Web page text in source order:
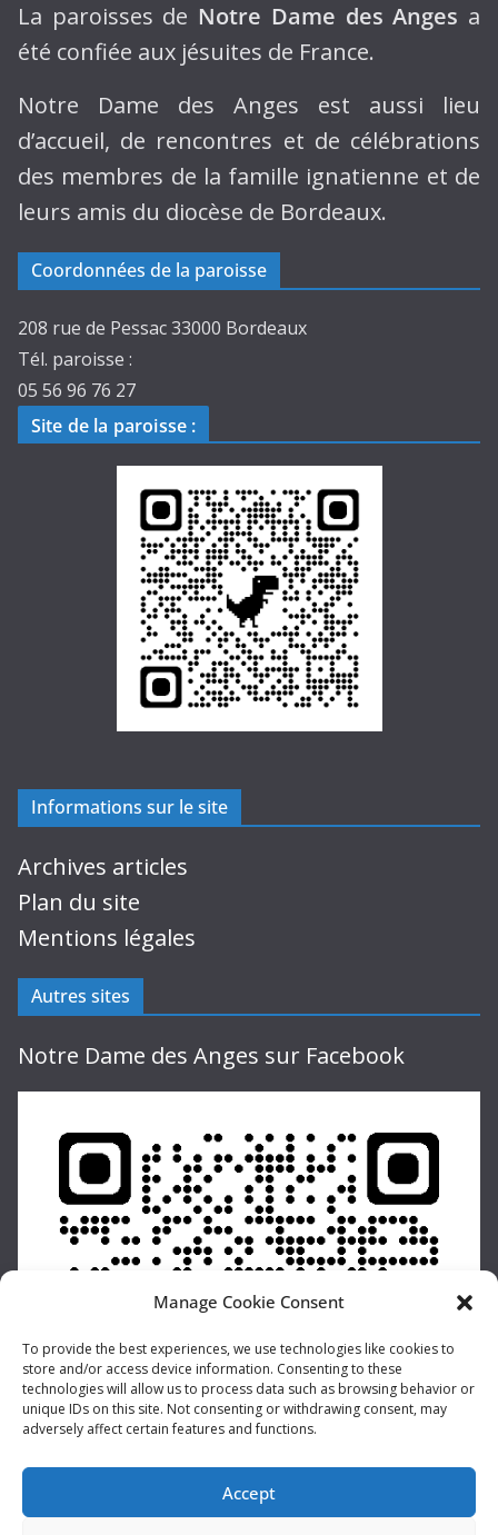
Manage Cookie Consent
To provide the best experiences, we use technologies like cookies to
store and/or access device information. Consenting to these
technologies will allow us to process data such as browsing behavior or
unique IDs on this site. Not consenting or withdrawing consent, may
adversely affect certain features and functions.
Accept
La paroisses de Notre Dame des Anges a
été confiée aux jésuites de France.
Notre Dame des Anges est aussi lieu
d’accueil, de rencontres et de célébrations
des membres de la famille ignatienne et de
leurs amis du diocèse de Bordeaux.
Coordonnées de la paroisse
208 rue de Pessac 33000 Bordeaux
Tél. paroisse :
05 56 96 76 27
Site de la paroisse :
Informations sur le site
Archives articles
Plan du site
Mentions légales
Autres sites
Notre Dame des Anges sur Facebook